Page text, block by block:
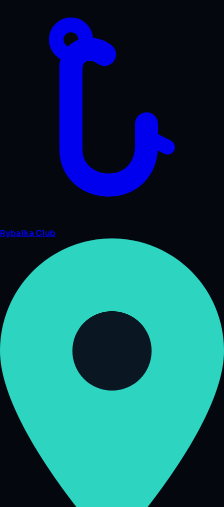
Rybalka Club